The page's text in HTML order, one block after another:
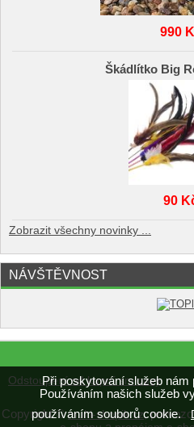
990
Škádlítko Big
90
Zobrazit všechny novinky ...
NÁVŠTĚVNOST
Odstoupení od kupní smlouvy
Copyright ©multi-shopik.cz,
Při poskytování služeb nám
Používáním našich služeb
používáním souborů cookie.